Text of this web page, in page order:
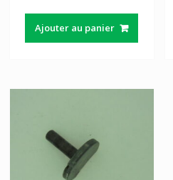
Ajouter au panier